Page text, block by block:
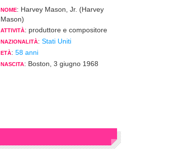
NOME: Harvey Mason, Jr. (Harvey
Mason)
ATTIVITÀ: produttore e compositore
NAZIONALITÀ: Stati Uniti
ETÀ: 58 anni
NASCITA: Boston, 3 giugno 1968